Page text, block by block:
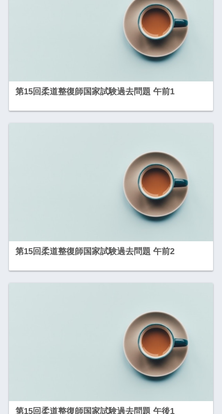
第15回柔道整復師国家試験過去問題 午前1
第15回柔道整復師国家試験過去問題 午前2
第15回柔道整復師国家試験過去問題 午後1